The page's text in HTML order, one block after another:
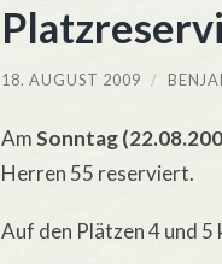
18. AUGUST 2009 /
AmSonntag
Herren 55 reserviert.
Auf den Plätzen 4 und